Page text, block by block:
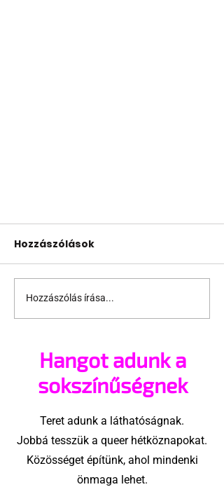
Az első szerelemtől a
megcsalásig
Hozzászólások
Hozzászólás írása...
Hangot adunk a
sokszínűségnek
Teret adunk a láthatóságnak.
Jobbá tesszük a queer hétköznapokat.
Közösséget építünk, ahol mindenki
önmaga lehet.